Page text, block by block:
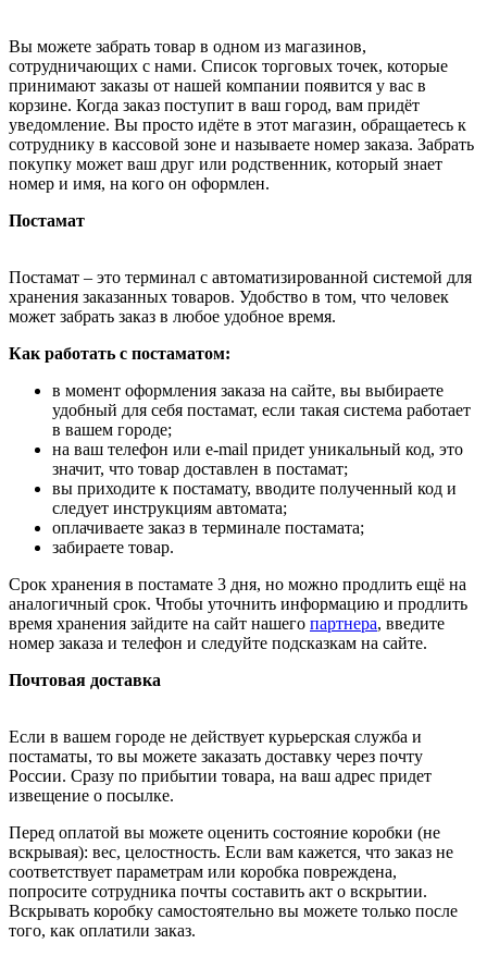
Вы можете забрать товар в одном из магазинов,
сотрудничающих с нами. Список торговых точек, которые
принимают заказы от нашей компании появится у вас в
корзине. Когда заказ поступит в ваш город, вам придёт
уведомление. Вы просто идёте в этот магазин, обращаетесь к
сотруднику в кассовой зоне и называете номер заказа. Забрать
покупку может ваш друг или родственник, который знает
номер и имя, на кого он оформлен.
Постамат
Постамат – это терминал с автоматизированной системой для
хранения заказанных товаров. Удобство в том, что человек
может забрать заказ в любое удобное время.
Как работать с постаматом:
в момент оформления заказа на сайте, вы выбираете
удобный для себя постамат, если такая система работает
в вашем городе;
на ваш телефон или e-mail придет уникальный код, это
значит, что товар доставлен в постамат;
вы приходите к постамату, вводите полученный код и
следует инструкциям автомата;
оплачиваете заказ в терминале постамата;
забираете товар.
Срок хранения в постамате 3 дня, но можно продлить ещё на
аналогичный срок. Чтобы уточнить информацию и продлить
время хранения зайдите на сайт нашего партнера, введите
номер заказа и телефон и следуйте подсказкам на сайте.
Почтовая доставка
Если в вашем городе не действует курьерская служба и
постаматы, то вы можете заказать доставку через почту
России. Сразу по прибытии товара, на ваш адрес придет
извещение о посылке.
Перед оплатой вы можете оценить состояние коробки (не
вскрывая): вес, целостность. Если вам кажется, что заказ не
соответствует параметрам или коробка повреждена,
попросите сотрудника почты составить акт о вскрытии.
Вскрывать коробку самостоятельно вы можете только после
того, как оплатили заказ.